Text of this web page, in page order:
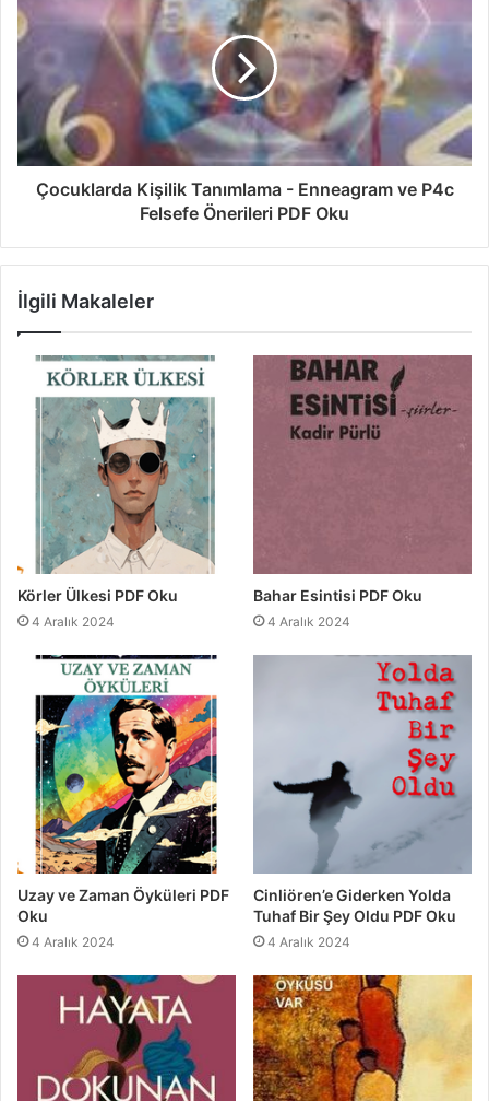
Çocuklarda Kişilik Tanımlama - Enneagram ve P4c
Felsefe Önerileri PDF Oku
İlgili Makaleler
Körler Ülkesi PDF Oku
4 Aralık 2024
Bahar Esintisi PDF Oku
4 Aralık 2024
Uzay ve Zaman Öyküleri PDF
Oku
4 Aralık 2024
Cinliören’e Giderken Yolda
Tuhaf Bir Şey Oldu PDF Oku
4 Aralık 2024